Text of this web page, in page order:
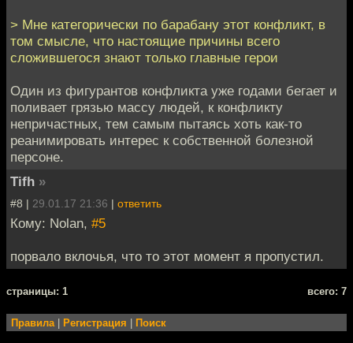
> Мне категорически по барабану этот конфликт, в
том смысле, что настоящие причины всего
сложившегося знают только главные герои
Один из фигурантов конфликта уже годами бегает и
поливает грязью массу людей, к конфликту
непричастных, тем самым пытаясь хоть как-то
реанимировать интерес к собственной болезной
персоне.
Tifh »
#8 | 29.01.17 21:36 | ответить
Кому: Nolan, #5
порвало вклочья, что то этот момент я пропустил.
cтраницы: 1 всего: 7
Правила Регистрация Поиск